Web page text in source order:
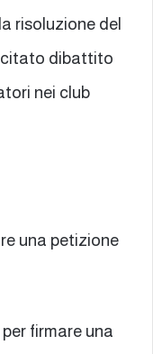
risoluzione del
dibattito
nei club
una petizione
firmare una